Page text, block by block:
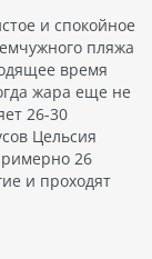
и спокойное
пляжа
время
жара еще не
26-30
Цельсия
26
и проходят